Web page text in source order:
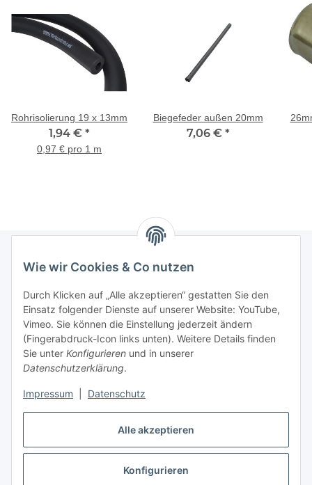
Alle akzeptieren
Konfigurieren
Wie wir Cookies & Co nutzen
Durch Klicken auf „Alle akzeptieren“ gestatten Sie den
Einsatz folgender Dienste auf unserer Website: YouTube,
Vimeo. Sie können die Einstellung jederzeit ändern
(Fingerabdruck-Icon links unten). Weitere Details finden
Sie unter Konfigurieren und in unserer
Datenschutzerklärung.
Impressum Datenschutz
Rohrisolierung 19 x 13mm
1,94 € *
0,97 € pro 1 m
Biegefeder außen 20mm
7,06 € *
Gesetzliche Informationen
Starke Marken
Vertrag widerrufen